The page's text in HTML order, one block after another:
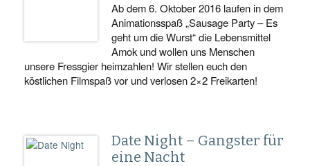
Ab dem 6. Oktober 2016 laufen in dem
Animationsspaß „Sausage Party – Es
geht um die Wurst“ die Lebensmittel
Amok und wollen uns Menschen
unsere Fressgier heimzahlen! Wir stellen euch den
köstlichen Filmspaß vor und verlosen 2×2 Freikarten!
Date Night – Gangster für
eine Nacht